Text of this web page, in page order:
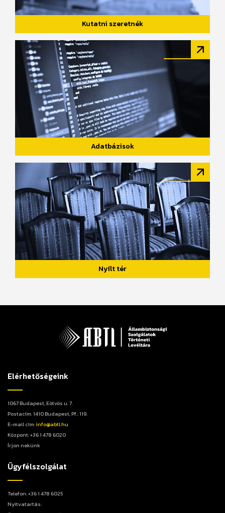
Kutatni szeretnék
Adatbázisok
Nyílt tér
Elérhetőségeink
1067 Budapest, Eötvös u. 7.
Postacím: 1410 Budapest, Pf.: 119.
E-mail cím:info@abtl.hu
Központ: +36 1 478 6020
Írjon nekünk
Ügyfélszolgálat
Telefon: +36 1 478 6025
Nyitvatartás: